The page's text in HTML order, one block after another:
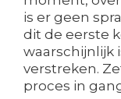
is er geen
dit de eerste
waarschijnlijk
verstreken.
proces in